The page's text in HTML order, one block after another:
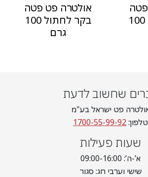
טונה לחתול 100
אולטרה פט פטה
בקר לחתול 100
גרם
שחשוב לדעת
פט ישראל בע"מ
טלפון:1700-55-99-92
שעות פעילות
א’-ה’: 09:00-16:00
שישי וערבי חג: סגור